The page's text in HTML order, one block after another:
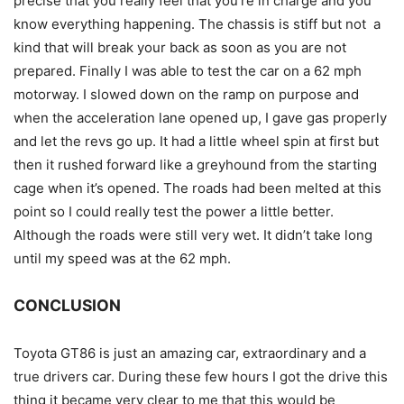
know everything happening. The chassis is stiff but not a
kind that will break your back as soon as you are not
prepared. Finally I was able to test the car on a 62 mph
motorway. I slowed down on the ramp on purpose and
when the acceleration lane opened up, I gave gas properly
and let the revs go up. It had a little wheel spin at first but
then it rushed forward like a greyhound from the starting
cage when it’s opened. The roads had been melted at this
point so I could really test the power a little better.
Although the roads were still very wet. It didn’t take long
until my speed was at the 62 mph.
CONCLUSION
Toyota GT86 is just an amazing car, extraordinary and a
true drivers car. During these few hours I got the drive this
thing it became very clear to me that this would be